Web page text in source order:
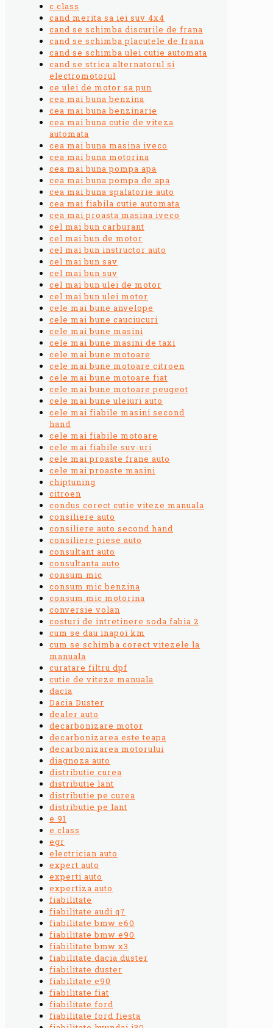
c class
cand merita sa iei suv 4x4
cand se schimba discurile de frana
cand se schimba placutele de frana
cand se schimba ulei cutie automata
cand se strica alternatorul si
electromotorul
ce ulei de motor sa pun
cea mai buna benzina
cea mai buna benzinarie
cea mai buna cutie de viteza
automata
cea mai buna masina iveco
cea mai buna motorina
cea mai buna pompa apa
cea mai buna pompa de apa
cea mai buna spalatorie auto
cea mai fiabila cutie automata
cea mai proasta masina iveco
cel mai bun carburant
cel mai bun de motor
cel mai bun instructor auto
cel mai bun sav
cel mai bun suv
cel mai bun ulei de motor
cel mai bun ulei motor
cele mai bune anvelope
cele mai bune cauciucuri
cele mai bune masini
cele mai bune masini de taxi
cele mai bune motoare
cele mai bune motoare citroen
cele mai bune motoare fiat
cele mai bune motoare peugeot
cele mai bune uleiuri auto
cele mai fiabile masini second
hand
cele mai fiabile motoare
cele mai fiabile suv-uri
cele mai proaste frane auto
cele mai proaste masini
chiptuning
citroen
condus corect cutie viteze manuala
consiliere auto
consiliere auto second hand
consiliere piese auto
consultant auto
consultanta auto
consum mic
consum mic benzina
consum mic motorina
conversie volan
costuri de intretinere soda fabia 2
cum se dau inapoi km
cum se schimba corect vitezele la
manuala
curatare filtru dpf
cutie de viteze manuala
dacia
Dacia Duster
dealer auto
decarbonizare motor
decarbonizarea este teapa
decarbonizarea motorului
diagnoza auto
distributie curea
distributie lant
distributie pe curea
distributie pe lant
e 91
e class
egr
electrician auto
expert auto
experti auto
expertiza auto
fiabilitate
fiabilitate audi q7
fiabilitate bmw e60
fiabilitate bmw e90
fiabilitate bmw x3
fiabilitate dacia duster
fiabilitate duster
fiabilitate e90
fiabilitate fiat
fiabilitate ford
fiabilitate ford fiesta